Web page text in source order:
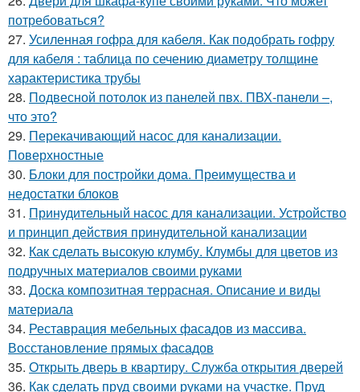
потребоваться?
27. Усиленная гофра для кабеля. Как подобрать гофру
для кабеля : таблица по сечению диаметру толщине
характеристика трубы
28. Подвесной потолок из панелей пвх. ПВХ-панели –,
что это?
29. Перекачивающий насос для канализации.
Поверхностные
30. Блоки для постройки дома. Преимущества и
недостатки блоков
31. Принудительный насос для канализации. Устройство
и принцип действия принудительной канализации
32. Как сделать высокую клумбу. Клумбы для цветов из
подручных материалов своими руками
33. Доска композитная террасная. Описание и виды
материала
34. Реставрация мебельных фасадов из массива.
Восстановление прямых фасадов
35. Открыть дверь в квартиру. Служба открытия дверей
36. Как сделать пруд своими руками на участке. Пруд